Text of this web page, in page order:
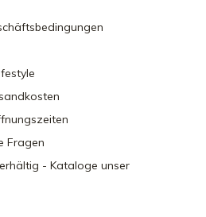
Fragen
- Kataloge unser